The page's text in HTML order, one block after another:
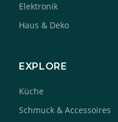
Elektronik
Haus & Deko
EXPLORE
Küche
Schmuck & Accessoires